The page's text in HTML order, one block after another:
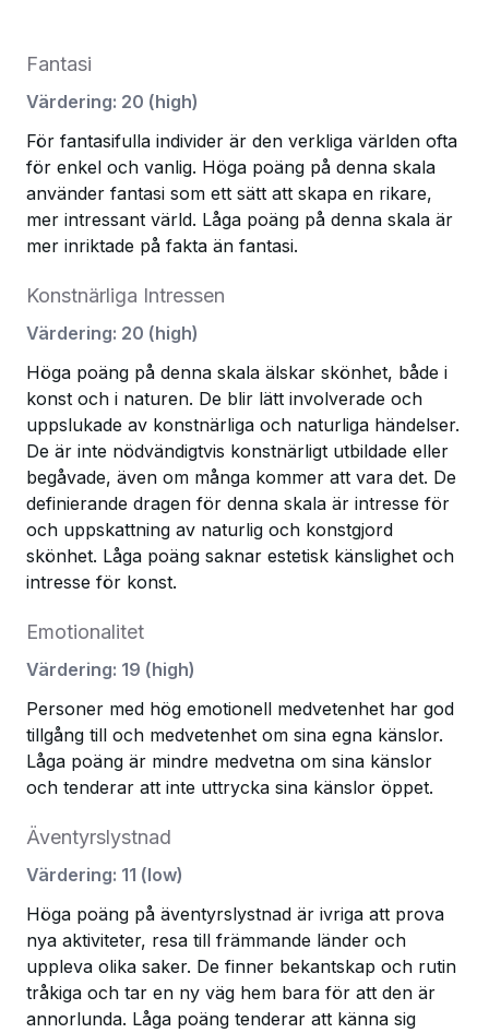
Fantasi
Värdering: 20 (high)
För fantasifulla individer är den verkliga världen ofta
för enkel och vanlig. Höga poäng på denna skala
använder fantasi som ett sätt att skapa en rikare,
mer intressant värld. Låga poäng på denna skala är
mer inriktade på fakta än fantasi.
Konstnärliga Intressen
Värdering: 20 (high)
Höga poäng på denna skala älskar skönhet, både i
konst och i naturen. De blir lätt involverade och
uppslukade av konstnärliga och naturliga händelser.
De är inte nödvändigtvis konstnärligt utbildade eller
begåvade, även om många kommer att vara det. De
definierande dragen för denna skala är intresse för
och uppskattning av naturlig och konstgjord
skönhet. Låga poäng saknar estetisk känslighet och
intresse för konst.
Emotionalitet
Värdering: 19 (high)
Personer med hög emotionell medvetenhet har god
tillgång till och medvetenhet om sina egna känslor.
Låga poäng är mindre medvetna om sina känslor
och tenderar att inte uttrycka sina känslor öppet.
Äventyrslystnad
Värdering: 11 (low)
Höga poäng på äventyrslystnad är ivriga att prova
nya aktiviteter, resa till främmande länder och
uppleva olika saker. De finner bekantskap och rutin
tråkiga och tar en ny väg hem bara för att den är
annorlunda. Låga poäng tenderar att känna sig